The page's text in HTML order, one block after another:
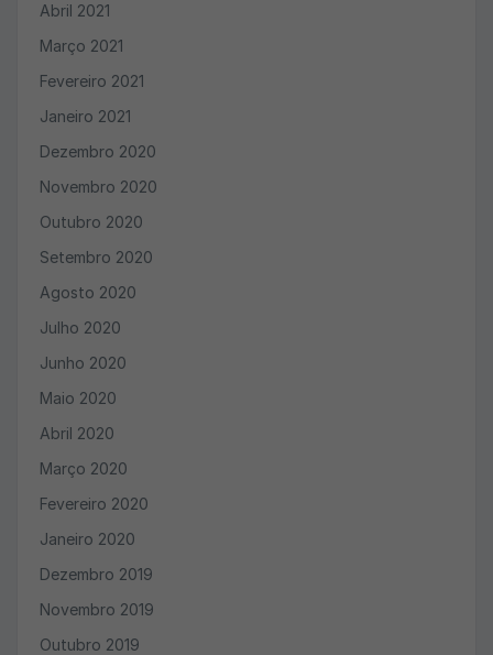
Abril 2021
Março 2021
Fevereiro 2021
Janeiro 2021
Dezembro 2020
Novembro 2020
Outubro 2020
Setembro 2020
Agosto 2020
Julho 2020
Junho 2020
Maio 2020
Abril 2020
Março 2020
Fevereiro 2020
Janeiro 2020
Dezembro 2019
Novembro 2019
Outubro 2019